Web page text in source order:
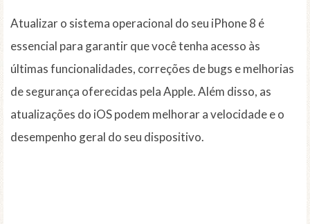
Atualizar o sistema operacional do seu iPhone 8 é
essencial para garantir que você tenha acesso às
últimas funcionalidades, correções de bugs e melhorias
de segurança oferecidas pela Apple. Além disso, as
atualizações do iOS podem melhorar a velocidade e o
desempenho geral do seu dispositivo.